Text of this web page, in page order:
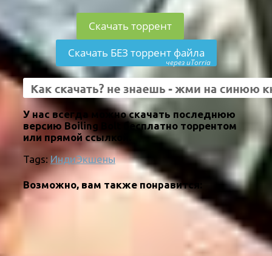
Скачать торрент
Скачать БЕЗ торрент файла
через uTorria
У нас всегда можно скачать последнюю
версию Boiling Bolt бесплатно торрентом
или прямой ссылкой.
Tags: ИндиЭкшены
Возможно, вам также понравится: